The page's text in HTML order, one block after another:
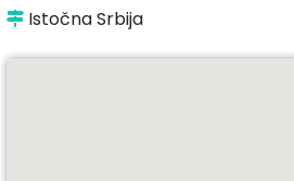
Istočna Srbija